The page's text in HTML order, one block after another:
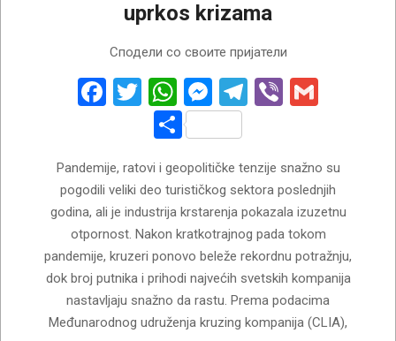
uprkos krizama
Сподели со своите пријатели
Facebook
Twitter
WhatsApp
Messenger
Telegram
Viber
Share
Pandemije, ratovi i geopolitičke tenzije snažno su
pogodili veliki deo turističkog sektora poslednjih
godina, ali je industrija krstarenja pokazala izuzetnu
otpornost. Nakon kratkotrajnog pada tokom
pandemije, kruzeri ponovo beleže rekordnu potražnju,
dok broj putnika i prihodi najvećih svetskih kompanija
nastavljaju snažno da rastu. Prema podacima
Međunarodnog udruženja kruzing kompanija (CLIA),